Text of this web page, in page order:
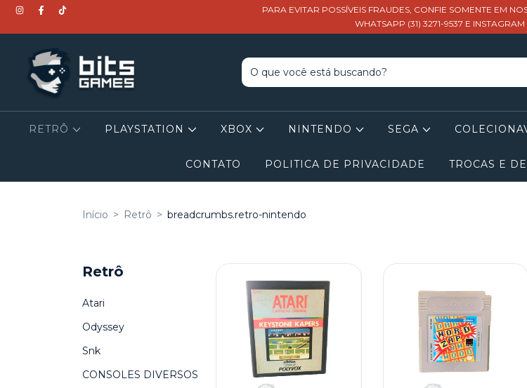
PARA EVITAR POSSÍVEIS FRAUDES, CONFIE SOMENTE EM
WHATSAPP (31) 3271-9537 E
RETRÔ PLAYSTATION XBOX NINTENDO SEGA
CONTATO POLITICA DE PRIVACIDADE TROCAS E
Início > Retrô > breadcrumbs.retro-nintendo
Retrô
Atari
Odyssey
Snk
CONSOLES DIVERSOS